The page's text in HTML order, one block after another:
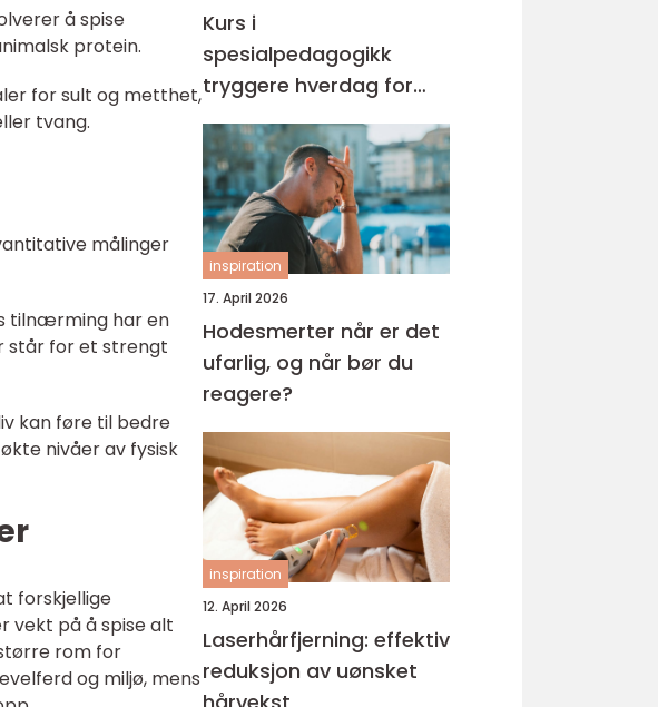
å spise
protein.
for sult og metthet,
tvang.
målinger
tilnærming har en
står for et strengt
kan føre til bedre
nivåer av fysisk
forskjellige
vekt på å spise alt
rom for
og miljø, mens
Kurs i
spesialpedagogikk
tryggere hverdag for
barn med ekstra behov
inspiration
17. April 2026
Hodesmerter når er det
ufarlig, og når bør du
reagere?
inspiration
12. April 2026
Laserhårfjerning: effektiv
reduksjon av uønsket